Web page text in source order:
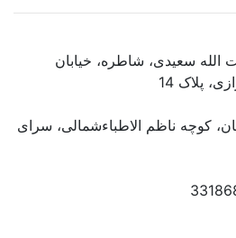
الله سعیدی، شاطره، خیابان
پلاک 14
کوچه ناظم الاطباءشمالی، سرای